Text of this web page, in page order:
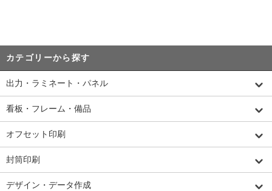
カテゴリーから探す
出力・ラミネート・パネル
看板・フレーム・備品
オフセット印刷
封筒印刷
デザイン・データ作成